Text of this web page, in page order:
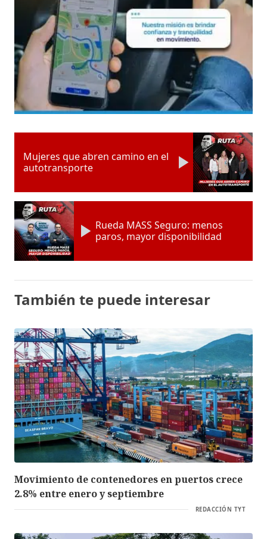
Mujeres que abren camino en el
autotransporte
Rueda MASS Seguro: menos
paros, mayor disponibilidad
También te puede interesar
Movimiento de contenedores en puertos crece
2.8% entre enero y septiembre
REDACCIÓN TYT